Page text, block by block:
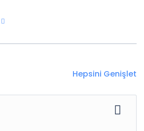
Hepsini Genişlet